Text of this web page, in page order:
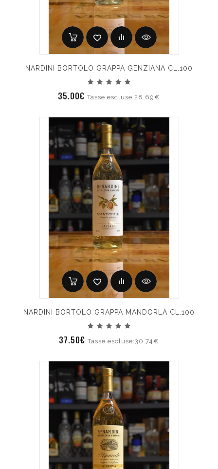
NARDINI BORTOLO GRAPPA GENZIANA CL.100
35.00€Tasse escluse:28.69€
NARDINI BORTOLO GRAPPA MANDORLA CL.100
37.50€Tasse escluse:30.74€